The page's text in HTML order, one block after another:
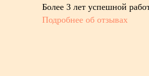
Более 3 лет успешной
Подробнее об отзывах